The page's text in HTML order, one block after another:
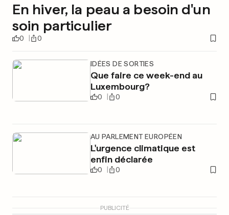
En hiver, la peau a besoin d'un
soin particulier
0 0
IDÉES DE SORTIES
Que faire ce week-end au
Luxembourg?
0 0
AU PARLEMENT EUROPÉEN
L'urgence climatique est
enfin déclarée
0 0
PUBLICITÉ